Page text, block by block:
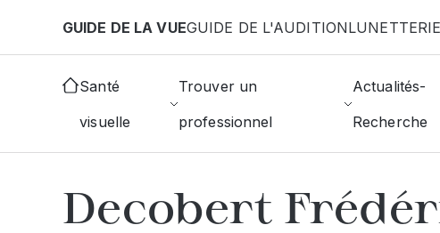
GUIDE DE LA VUEGUIDE DE L'AUDITIONLUNETTERIE
Santé
visuelle
Trouver un
professionnel
Actualités-
Recherche
Accueil Annuaire des ophtalmologistes Melun
Decobert